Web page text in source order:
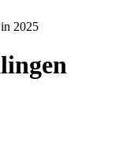
2025